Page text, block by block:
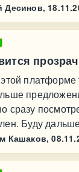
Десинов,
платформе
сразу
Буду
Кашаков,